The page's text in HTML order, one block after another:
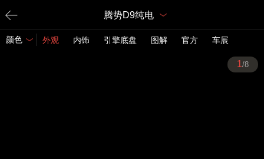
腾势D9纯电
颜色 外观 内饰 引擎底盘 图解 官方 车展
1/8